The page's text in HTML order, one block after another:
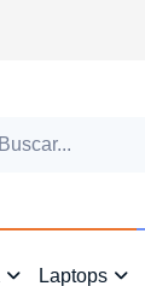
Laptops